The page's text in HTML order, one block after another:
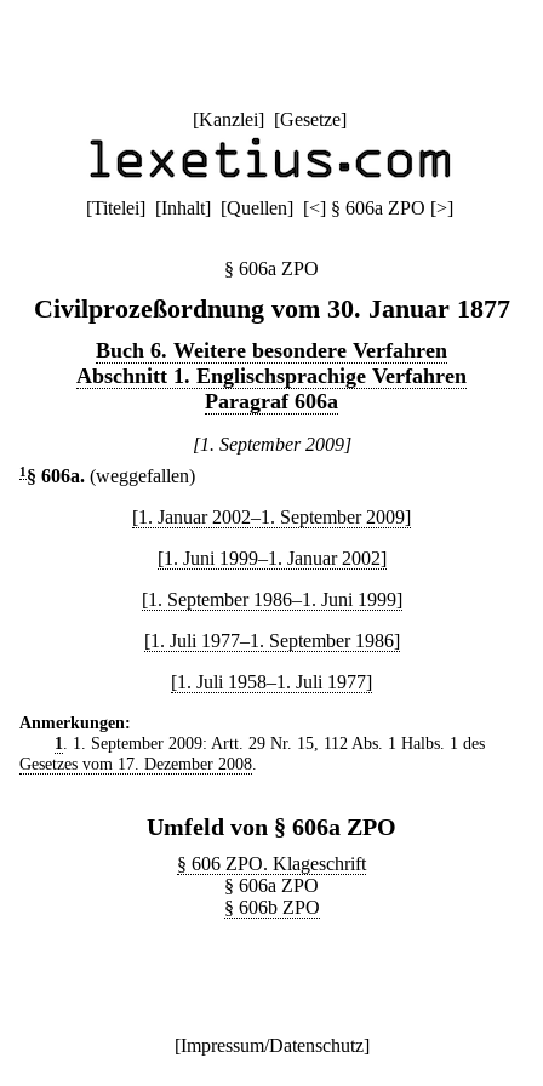
[Kanzlei] [Gesetze]
[Titelei] [Inhalt] [Quellen] [<] § 606a ZPO [>]
§ 606a ZPO
Civilprozeßordnung vom 30. Januar 1877
Buch 6. Weitere besondere Verfahren
Abschnitt 1. Englischsprachige Verfahren
Paragraf 606a
[1. September 2009]
1 § 606a. (weggefallen)
[1. Januar 2002–1. September 2009]
[1. Juni 1999–1. Januar 2002]
[1. September 1986–1. Juni 1999]
[1. Juli 1977–1. September 1986]
[1. Juli 1958–1. Juli 1977]
Anmerkungen:
1
. 1. September 2009: Artt. 29 Nr. 15, 112 Abs. 1 Halbs. 1 des
Gesetzes vom 17. Dezember 2008
Umfeld von § 606a ZPO
§ 606 ZPO. Klageschrift
§ 606a ZPO
§ 606b ZPO
[Impressum/Datenschutz]